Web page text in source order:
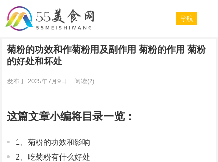
导航
菊粉的功效和作菊粉用及副作用 菊粉的作用 菊粉
的好处和坏处
发布于 2025年7月9日 阅读(2)
这篇文章小编将目录一览：
1、菊粉的功效和影响
2、吃菊粉有什么好处